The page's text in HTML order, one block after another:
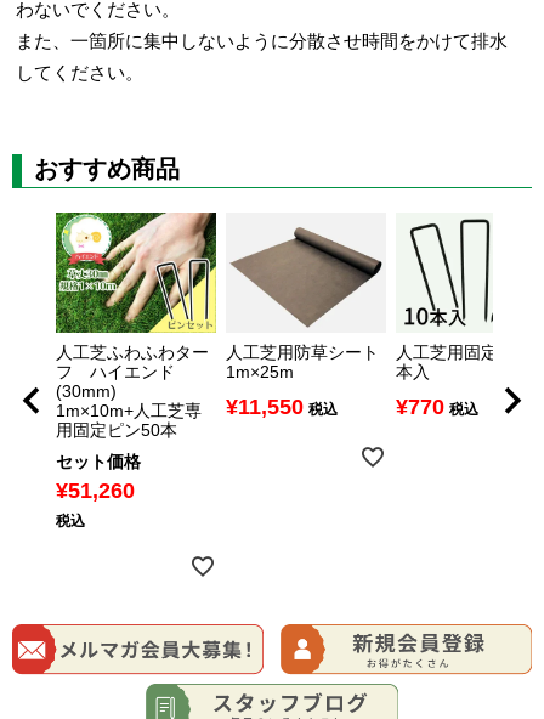
わないでください。
また、一箇所に集中しないように分散させ時間をかけて排水
してください。
おすすめ商品
人工芝ふわふわター
フ ハイエンド
(30mm)
1m×10m+人工芝専
用固定ピン50本
セット価格
¥51,260
税込
人工芝用防草シート
1m×25m
¥11,550 税込
人工芝用固定ピン
本入
¥770 税込